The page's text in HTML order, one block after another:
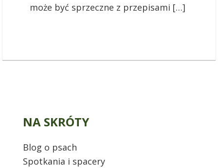
może być sprzeczne z przepisami […]
NA SKRÓTY
Blog o psach
Spotkania i spacery